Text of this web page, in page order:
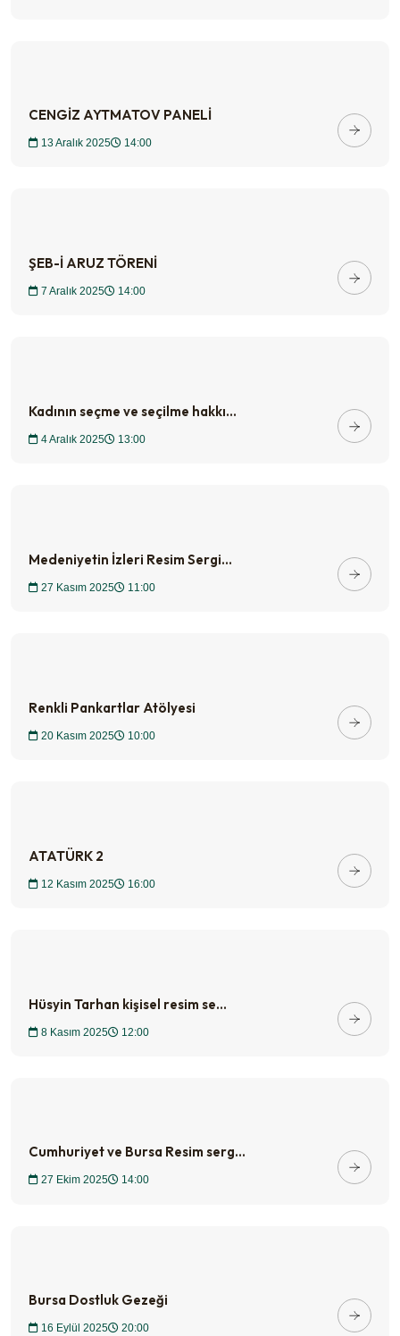
CENGİZ AYTMATOV PANELİ
13 Aralık 2025 14:00
ŞEB-İ ARUZ TÖRENİ
7 Aralık 2025 14:00
Kadının seçme ve seçilme hakkı...
4 Aralık 2025 13:00
Medeniyetin İzleri Resim Sergi...
27 Kasım 2025 11:00
Renkli Pankartlar Atölyesi
20 Kasım 2025 10:00
ATATÜRK 2
12 Kasım 2025 16:00
Hüsyin Tarhan kişisel resim se...
8 Kasım 2025 12:00
Cumhuriyet ve Bursa Resim serg...
27 Ekim 2025 14:00
Bursa Dostluk Gezeği
16 Eylül 2025 20:00